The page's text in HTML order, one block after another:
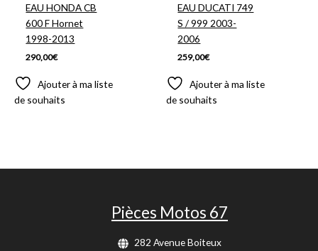
EAU HONDA CB
600 F Hornet
1998-2013
290,00€
Ajouter à ma liste
de souhaits
EAU DUCATI 749
S / 999 2003-
2006
259,00€
Ajouter à ma liste
de souhaits
Pièces Motos 67
282 Avenue Boiteux